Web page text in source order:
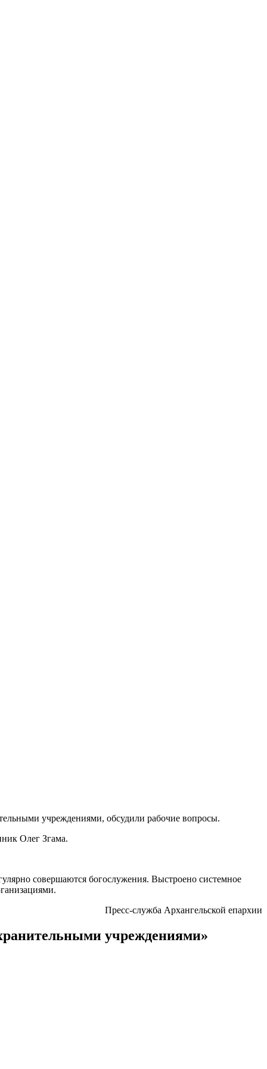
учреждениями, обсудили рабочие вопросы.
Олег Згама.
совершаются богослужения. Выстроено системное
Пресс-служба Архангельской епархии
учреждениями»